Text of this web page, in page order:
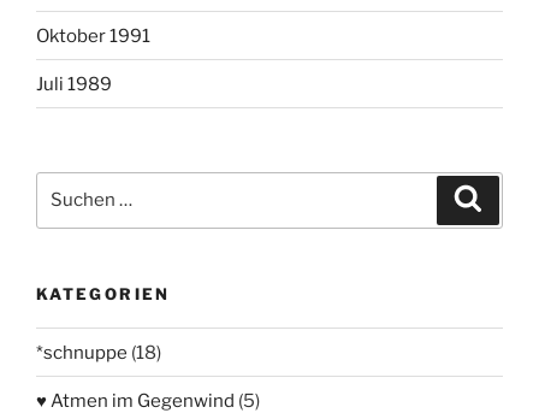
Oktober 1991
Juli 1989
nach:
KATEGORIEN
*schnuppe (18)
♥ Atmen im Gegenwind (5)